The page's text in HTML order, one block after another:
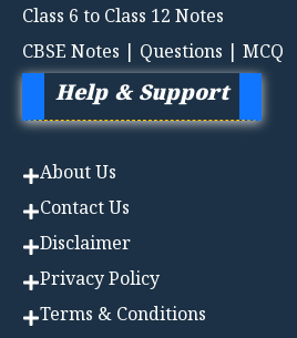
Class 6 to Class 12 Notes
CBSE Notes | Questions | MCQ
Help & Support
About Us
Contact Us
Disclaimer
Privacy Policy
Terms & Conditions